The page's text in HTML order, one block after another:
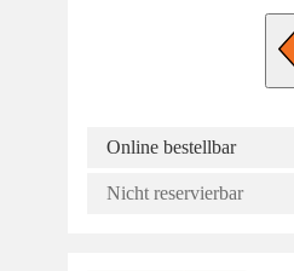
Online bestellbar
Nicht reservierbar